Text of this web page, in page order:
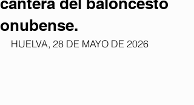
onubense.
HUELVA, 28 DE MAYO DE 2026